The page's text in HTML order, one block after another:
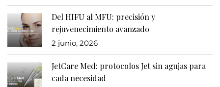
Del HIFU al MFU: precisión y
rejuvenecimiento avanzado
2 junio, 2026
JetCare Med: protocolos Jet sin agujas para
cada necesidad